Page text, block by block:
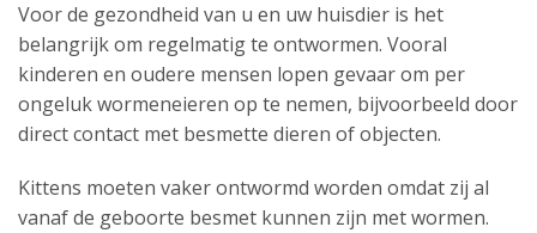
Ons team
Uw huisdier
Tarieven
Nieuws
Voor de gezondheid van u en uw huisdier is het
belangrijk om regelmatig te ontwormen. Vooral
kinderen en oudere mensen lopen gevaar om per
ongeluk wormeneieren op te nemen, bijvoorbeeld door
direct contact met besmette dieren of objecten.
Kittens moeten vaker ontwormd worden omdat zij al
vanaf de geboorte besmet kunnen zijn met wormen.